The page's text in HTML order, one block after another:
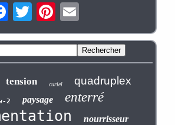
tension curiel quadruplex
2 paysage enterré
nourrisseur